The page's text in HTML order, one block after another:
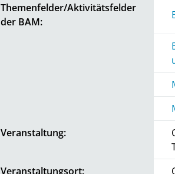
Themenfelder/Aktivitätsfelder
der BAM:
Veranstaltung:
Veranstaltungsort: